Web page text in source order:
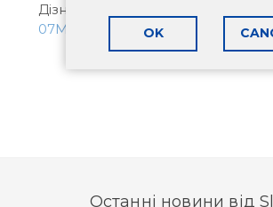
Дізнайтеся більше про новий
07MN
більше вже зараз.
OK
Останні новини від